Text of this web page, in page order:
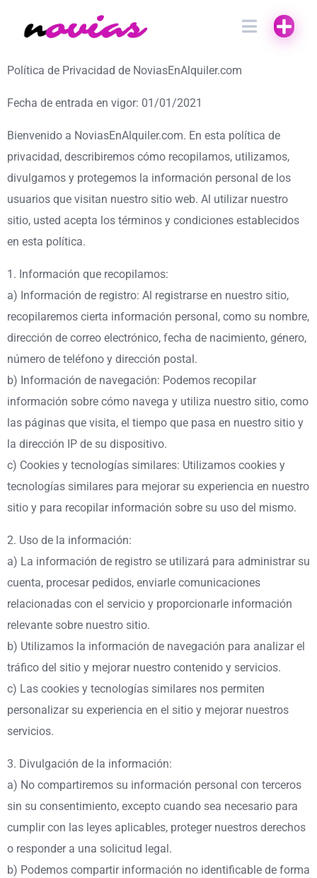
Política de Privacidad de NoviasEnAlquiler.com
Fecha de entrada en vigor: 01/01/2021
Bienvenido a NoviasEnAlquiler.com. En esta política de
privacidad, describiremos cómo recopilamos, utilizamos,
divulgamos y protegemos la información personal de los
usuarios que visitan nuestro sitio web. Al utilizar nuestro
sitio, usted acepta los términos y condiciones establecidos
en esta política.
1. Información que recopilamos:
a) Información de registro: Al registrarse en nuestro sitio,
recopilaremos cierta información personal, como su nombre,
dirección de correo electrónico, fecha de nacimiento, género,
número de teléfono y dirección postal.
b) Información de navegación: Podemos recopilar
información sobre cómo navega y utiliza nuestro sitio, como
las páginas que visita, el tiempo que pasa en nuestro sitio y
la dirección IP de su dispositivo.
c) Cookies y tecnologías similares: Utilizamos cookies y
tecnologías similares para mejorar su experiencia en nuestro
sitio y para recopilar información sobre su uso del mismo.
2. Uso de la información:
a) La información de registro se utilizará para administrar su
cuenta, procesar pedidos, enviarle comunicaciones
relacionadas con el servicio y proporcionarle información
relevante sobre nuestro sitio.
b) Utilizamos la información de navegación para analizar el
tráfico del sitio y mejorar nuestro contenido y servicios.
c) Las cookies y tecnologías similares nos permiten
personalizar su experiencia en el sitio y mejorar nuestros
servicios.
3. Divulgación de la información:
a) No compartiremos su información personal con terceros
sin su consentimiento, excepto cuando sea necesario para
cumplir con las leyes aplicables, proteger nuestros derechos
o responder a una solicitud legal.
b) Podemos compartir información no identificable de forma